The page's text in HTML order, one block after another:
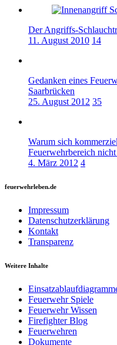
Der Angriffs-
11. August 2010 14
Gedanken eines
Saarbrücken
25. August 2012 35
Warum sich
Feuerwehrbereich
4. März 2012 4
feuerwehrleben.de
Impressum
Datenschutzerklärung
Kontakt
Transparenz
Weitere Inhalte
Feuerwehr Spiele
Feuerwehr Wissen
Firefighter Blog
Feuerwehren
Dokumente